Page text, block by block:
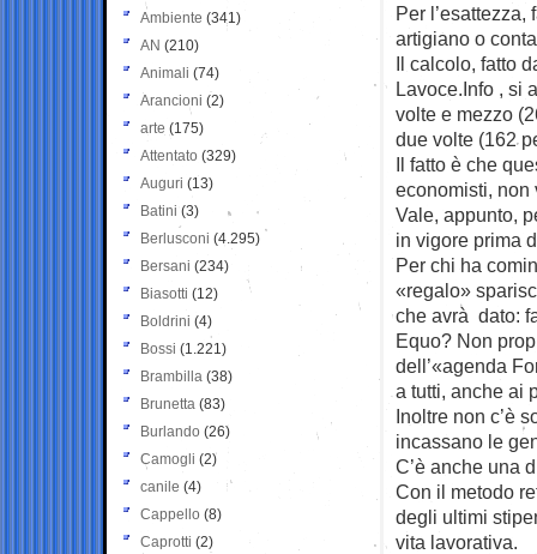
Per
artigiano o
Il calcolo, fatto
Lavoce.Info , si
volte e mezzo
due volte (162
Il fatto è che
economisti, non
Vale, appunto,
in vigore prima
Per chi ha
«regalo»
che avrà dato:
Equo? Non
dell’«agenda
a tutti, anche ai
Inoltre non c’è
incassano le
C’è anche una
Con il metodo
degli ultimi
vita lavorativa.
Ambiente (341)
AN (210)
Animali (74)
Arancioni (2)
arte (175)
Attentato (329)
Auguri (13)
Batini (3)
Berlusconi (4.295)
Bersani (234)
Biasotti (12)
Boldrini (4)
Bossi (1.221)
Brambilla (38)
Brunetta (83)
Burlando (26)
Camogli (2)
canile (4)
Cappello (8)
Caprotti (2)